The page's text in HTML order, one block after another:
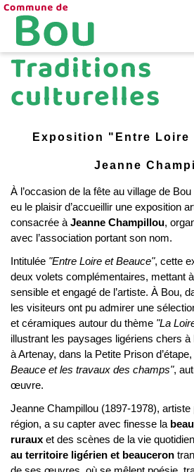
Aller
contenu
principal
Traditions
culturelles
Exposition "Entre Loire
Jeanne
À l’occasion de la fête au village de
eu le plaisir d’accueillir une exposition
consacrée à Jeanne Champillou,
avec l’association portant son nom.
Intitulée "Entre Loire et Beauce", cette
deux volets complémentaires, mettant à
sensible et engagé de l’artiste. À Bou,
les visiteurs ont pu admirer une
et céramiques autour du thème "La
illustrant les paysages ligériens chers à
à Artenay, dans la Petite Prison
Beauce et les travaux des champs",
œuvre.
Jeanne Champillou (1897-1978), artiste
région, a su capter avec finesse la
ruraux et des scènes de la vie
au territoire ligérien et beauceron